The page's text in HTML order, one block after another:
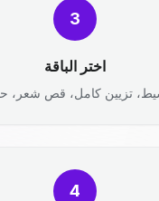
3
اختر الباقة
تزيين كامل، قص شعر،
4